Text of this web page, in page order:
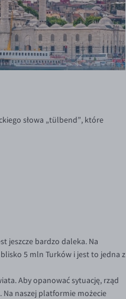
słowa „tülbend”, które
jeszcze bardzo daleka. Na
5 mln Turków i jest to jedna z
Aby opanować sytuację, rząd
Na naszej platformie możecie